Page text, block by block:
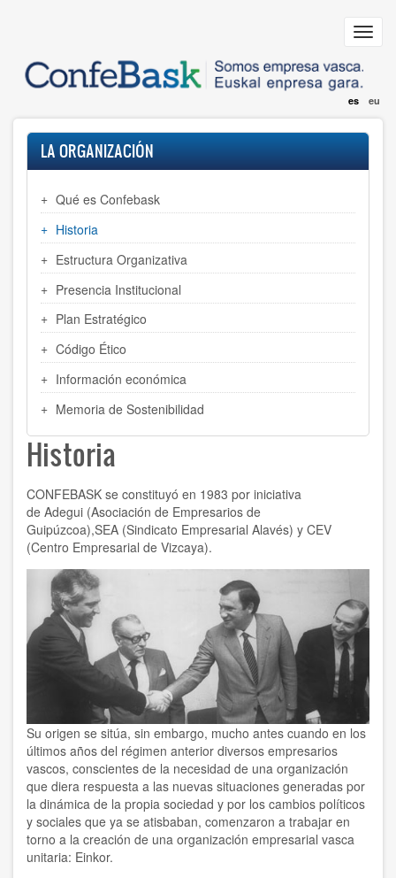
principal
es eu
LA ORGANIZACIÓN
Qué es Confebask
Historia
Estructura Organizativa
Presencia Institucional
Plan Estratégico
Código Ético
Información económica
Memoria de Sostenibilidad
Historia
CONFEBASK se constituyó en 1983 por iniciativa
de Adegui (Asociación de Empresarios de
Guipúzcoa),SEA (Sindicato Empresarial Alavés) y CEV
(Centro Empresarial de Vizcaya).
Su origen se sitúa, sin embargo, mucho antes cuando en los
últimos años del régimen anterior diversos empresarios
vascos, conscientes de la necesidad de una organización
que diera respuesta a las nuevas situaciones generadas por
la dinámica de la propia sociedad y por los cambios políticos
y sociales que ya se atisbaban, comenzaron a trabajar en
torno a la creación de una organización empresarial vasca
unitaria: Einkor.